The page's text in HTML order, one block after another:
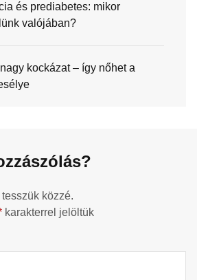
és prediabetes: mikor
valójában?
kockázat – így nőhet a
közzé.
karakterrel jelöltük